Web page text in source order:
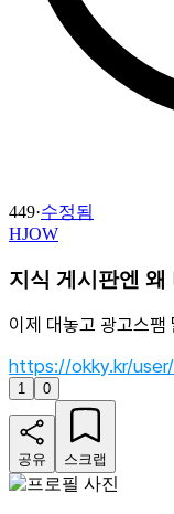
449·수정됨
HJOW
지식 게시판엔 왜
이제 대놓고 광고스
https://okky.kr/
1 0
공유 스크랩